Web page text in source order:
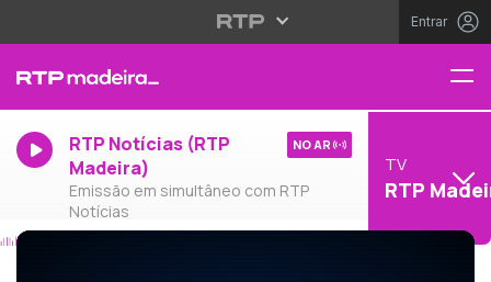
Entrar
RTP Notícias (RTP
Madeira)
Emissão em simultâneo com RTP
Notícias
NO AR
TV
RTP